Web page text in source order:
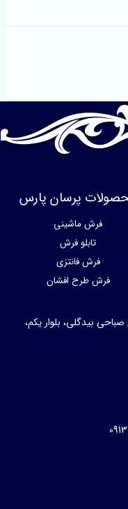
پرسان پارس
فرش ماشینی
تابلو فرش
فرش فانتزی
فرش طرح افشان
بلوار یکم،